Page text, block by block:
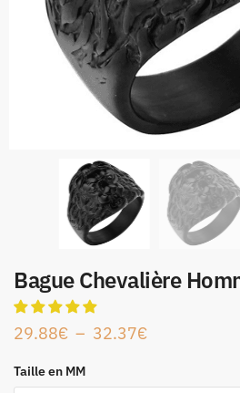
Bague Chevalière
29.88€ – 32.37€
Taille en MM